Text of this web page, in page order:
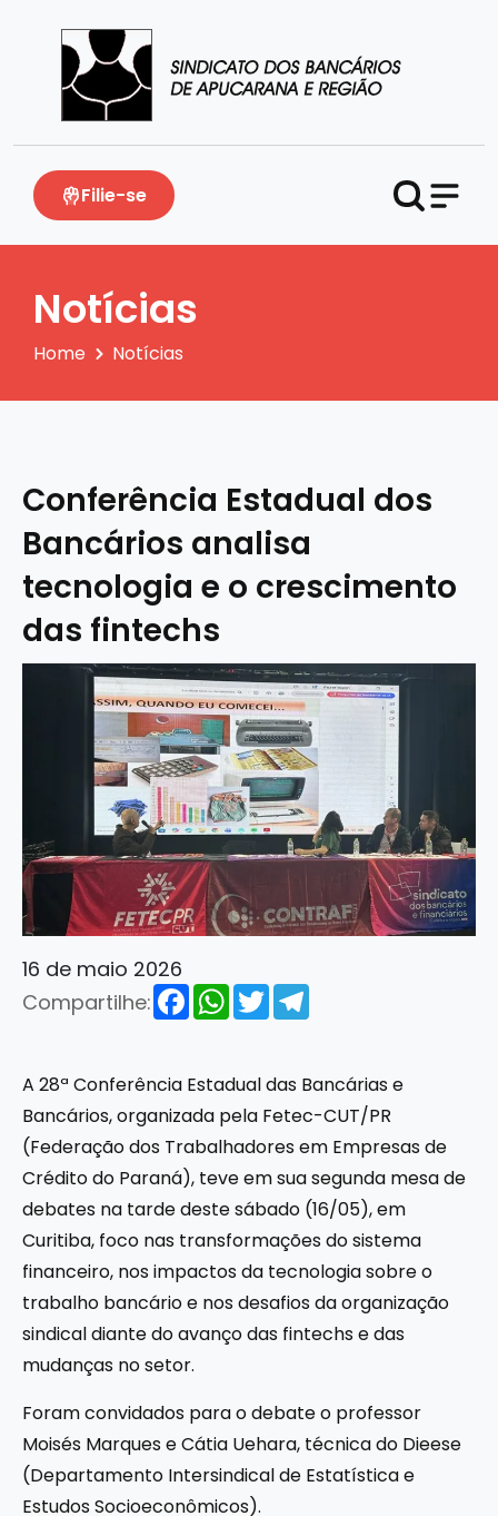
Filie-se
Notícias
Home Notícias
Conferência Estadual dos
Bancários analisa
tecnologia e o crescimento
das fintechs
16 de maio 2026
Compartilhe:
FacebookWhatsApp
Twitter
A 28ª Conferência Estadual das Bancárias e
Bancários, organizada pela Fetec-CUT/PR
(Federação dos Trabalhadores em Empresas de
Crédito do Paraná), teve em sua segunda mesa de
debates na tarde deste sábado (16/05), em
Curitiba, foco nas transformações do sistema
financeiro, nos impactos da tecnologia sobre o
trabalho bancário e nos desafios da organização
sindical diante do avanço das fintechs e das
mudanças no setor.
Foram convidados para o debate o professor
Moisés Marques e Cátia Uehara, técnica do Dieese
(Departamento Intersindical de Estatística e
Estudos Socioeconômicos).